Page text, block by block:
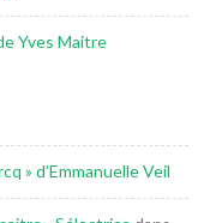
Yves Maitre
» d’Emmanuelle Veil